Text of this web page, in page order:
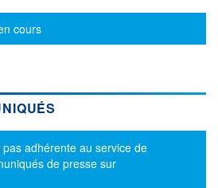
cours
adhérente au service de
de presse sur